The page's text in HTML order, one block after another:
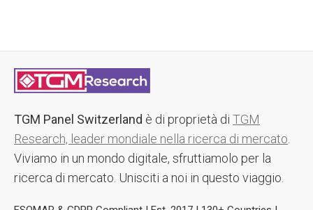
TGM Panel Switzerland è di proprietà di TGM
Research, leader mondiale nella ricerca di mercato
Viviamo in un mondo digitale, sfruttiamolo per la
ricerca di mercato. Unisciti a noi in questo viaggio.